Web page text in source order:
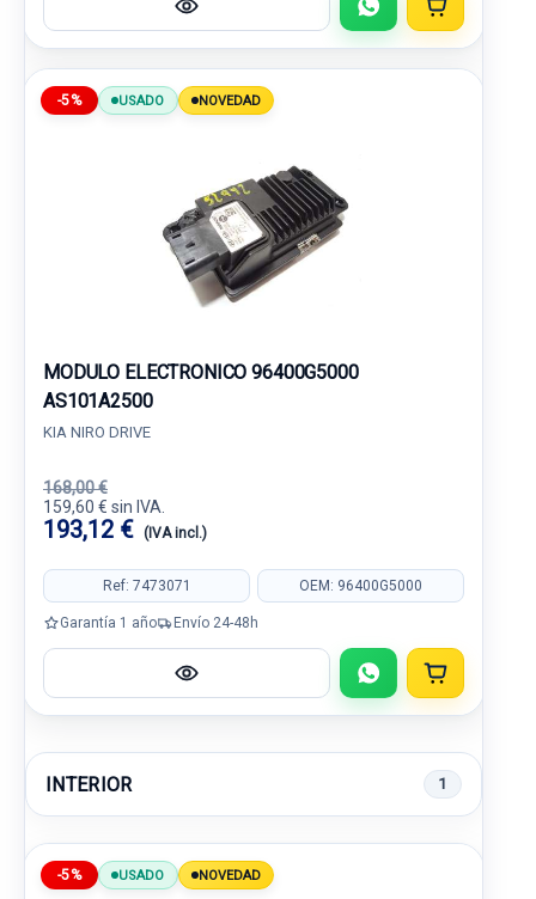
-5% USADO NOVEDAD
MODULO ELECTRONICO 96400G5000
AS101A2500
KIA NIRO DRIVE
168,00 €
159,60 € sin IVA.
193,12 € (IVA incl.)
Ref: 7473071 OEM: 96400G5000
Garantía 1 año Envío 24-48h
INTERIOR 1
-5% USADO NOVEDAD